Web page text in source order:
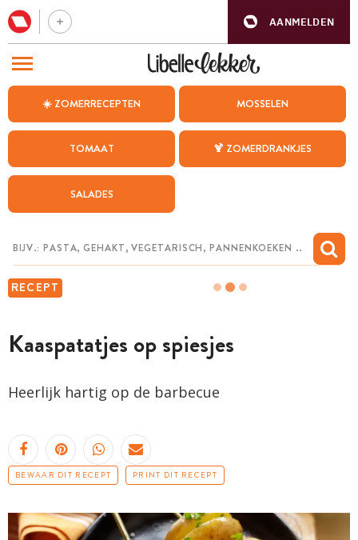
AANMELDEN
☀️ ZOMERRECEPTEN MOSSELEN
TOMAAT 🍹 ZOMERDRANKJES
SALADES
RECEPT
Kaaspatatjes op spiesjes
Heerlijk hartig op de barbecue
BEWAAR DIT RECEPT PRINT DIT RECEPT
BEZOEK ONZE ANDERE WEBSITES
WEEKMENU
CHAT MET MAIA
MIJN BEWAARDE RECEPTEN